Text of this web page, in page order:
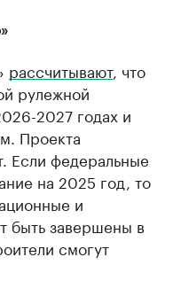
рассчитывают, что
рулежной
2027 годах и
Проекта
Если федеральные
на 2025 год, то
и
быть завершены в
смогут